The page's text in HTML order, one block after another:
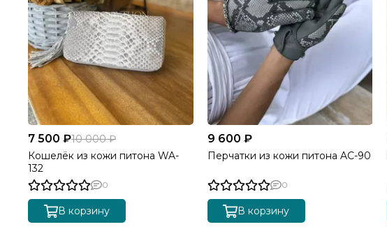
7 500 ₽10 000 ₽
Кошелёк из кожи питона WA-
132
0
В корзину
9 600 ₽
Перчатки из кожи питона AC-90
0
В корзину